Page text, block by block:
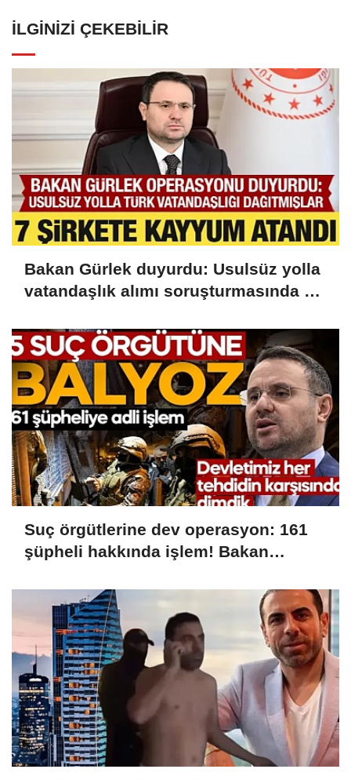
İLGINIZI ÇEKEBILIR
Bakan Gürlek duyurdu: Usulsüz yolla
vatandaşlık alımı soruşturmasında 72
Suç örgütlerine dev operasyon: 161
şüpheli hakkında işlem! Bakan
karşısında dimdik